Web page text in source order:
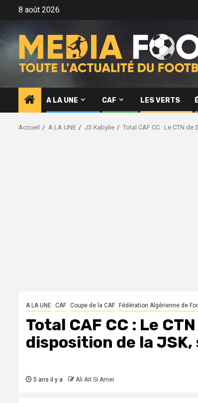
8 août 2026
A LA UNE CAF LES VERTS
Accueil A LA UNE JS Kabylie Total CAF CC : Le CTN
A LA UNE CAF Coupe de la CAF Fédération Algérienne de
Total CAF CC : Le
disposition de la JSK,
5 ans il y a Ali Ait Si Amer